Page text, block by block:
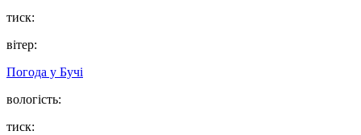
тиск:
вітер:
Погода у Бучі
вологість:
тиск: